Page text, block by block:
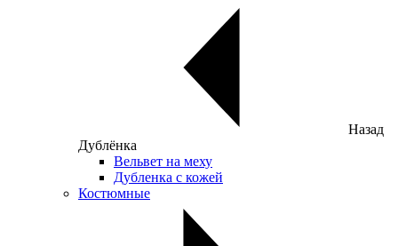
Назад
Дублёнка
Вельвет на меху
Дубленка с кожей
Костюмные